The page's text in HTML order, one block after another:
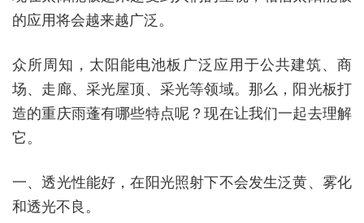
的应用将会越来越广泛。
众所周知，太阳能电池板广泛应用于公共建筑、商
场、走廊、采光屋顶、采光等领域。那么，阳光板打
造的重庆雨蓬有哪些特点呢？现在让我们一起去理解
它。
一、透光性能好，在阳光照射下不会发生泛黄、雾化
和透光不良。